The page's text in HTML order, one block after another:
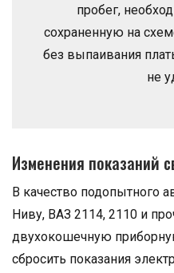
пробег,
сохраненную на
без выпаивания
не
Изменения показаний
В качество подопытного
Ниву, ВАЗ 2114, 2110 и
двухокошечную
сбросить показания